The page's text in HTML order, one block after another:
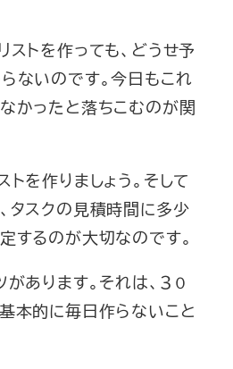
ストを作っても、どうせ予
ないのです。今日もこれ
かったと落ちこむのが関
を作りましょう。そして
タスクの見積時間に多少
するのが大切なのです。
あります。それは、３０
本的に毎日作らないこと